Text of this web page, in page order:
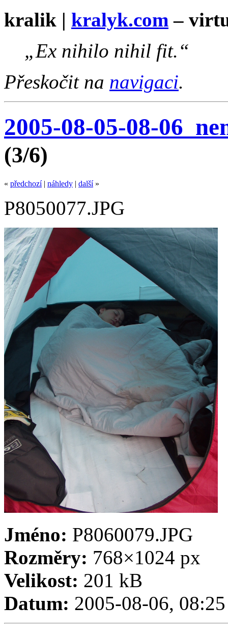
kralik | kralyk.com –
„Ex nihilo nihil fit.“
Přeskočit na navigaci.
2005-08-05-08-
(3/6)
« předchozí| náhledy | další»
P8050077.JPG
Jméno: P8060079.JPG
Rozměry: 768×1024 px
Velikost: 201 kB
Datum: 2005-08-06, 08:25